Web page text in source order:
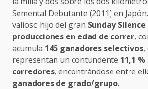
Semental Debutante (2011) en
valioso hijo del gran Sunday Silence
producciones en edad de correr,
acumula 145 ganadores selectivos,
representan un contundente 11,1 %
corredores, encontrándose entre
ganadores de grado/grupo.